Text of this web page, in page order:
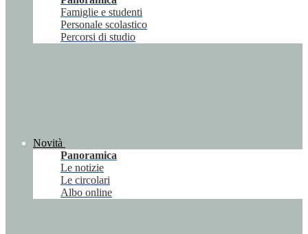
Famiglie e studenti
Personale scolastico
Percorsi di studio
Novità
Panoramica
Le notizie
Le circolari
Albo online